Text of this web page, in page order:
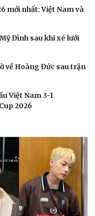
sống
đẹp
yêu - Gia đình
mới nhất: Việt Nam và
Đình sau khi xé lưới
về Hoàng Đức sau trận
Việt Nam 3-1
2026